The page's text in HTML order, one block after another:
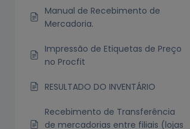
Manual de Recebimento de
Mercadoria.
Impressão de Etiquetas de Preço
no Procfit
RESULTADO DO INVENTÁRIO
Recebimento de Transferência
de mercadorias entre filiais (lojas